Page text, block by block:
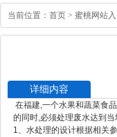
当前位置： 首页 > 蜜桃网站
详细内容
在福建,一个水果和蔬菜食
的同时,必须处理废水达到当地
1、水处理的设计根据